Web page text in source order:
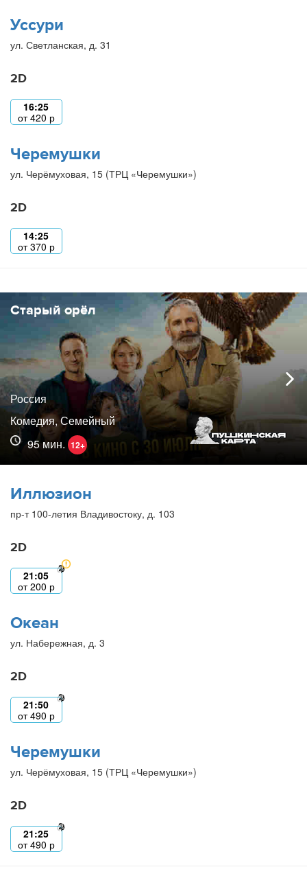
Уссури
ул. Светланская, д. 31
2D
16:25
от420 р
Черемушки
ул. Черёмуховая, 15 (ТРЦ «Черемушки»)
2D
14:25
от370 р
Старый орёл
Россия
Комедия, Семейный
95 мин. 12+
Иллюзион
пр-т 100-летия Владивостоку, д. 103
2D
21:05
от200 р
Океан
ул. Набережная, д. 3
2D
21:50
от490 р
Черемушки
ул. Черёмуховая, 15 (ТРЦ «Черемушки»)
2D
21:25
от490 р